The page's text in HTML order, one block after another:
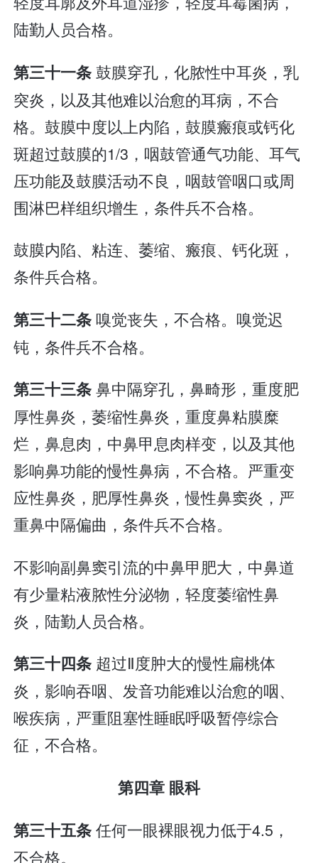
陆勤人员合格。
第三十一条鼓膜穿孔，化脓性中耳炎，乳
突炎，以及其他难以治愈的耳病，不合
格。鼓膜中度以上内陷，鼓膜瘢痕或钙化
斑超过鼓膜的1/3，咽鼓管通气功能、耳气
压功能及鼓膜活动不良，咽鼓管咽口或周
围淋巴样组织增生，条件兵不合格。
鼓膜内陷、粘连、萎缩、瘢痕、钙化斑，
条件兵合格。
第三十二条 嗅觉丧失，不合格。嗅觉迟
钝，条件兵不合格。
第三十三条鼻中隔穿孔，鼻畸形，重度肥
厚性鼻炎，萎缩性鼻炎，重度鼻粘膜糜
烂，鼻息肉，中鼻甲息肉样变，以及其他
影响鼻功能的慢性鼻病，不合格。严重变
应性鼻炎，肥厚性鼻炎，慢性鼻窦炎，严
重鼻中隔偏曲，条件兵不合格。
不影响副鼻窦引流的中鼻甲肥大，中鼻道
有少量粘液脓性分泌物，轻度萎缩性鼻
炎，陆勤人员合格。
第三十四条 超过Ⅱ度肿大的慢性扁桃体
炎，影响吞咽、发音功能难以治愈的咽、
喉疾病，严重阻塞性睡眠呼吸暂停综合
征，不合格。
第四章 眼科
第三十五条任何一眼裸眼视力低于4.5，
不合格。